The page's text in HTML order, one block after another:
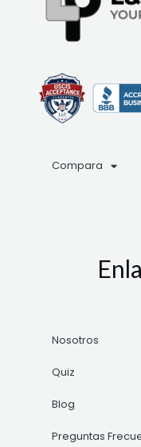
Compara
Nosotros
Quiz
Blog
Preguntas